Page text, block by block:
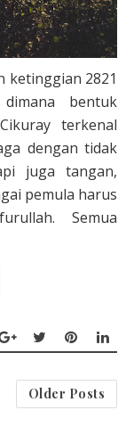
ketinggian 2821
bentuk
terkenal
dengan tidak
juga tangan,
pemula harus
Semua
Older Posts